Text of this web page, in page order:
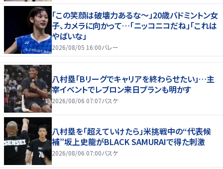
「この笑顔は破壊力あるな〜」20歳バドミントン女
子、カメラに向かって…「ニッコニコだね」「これは
やばいな」
2026/08/05 16:00バレー
八村塁「Bリーグでキャリアを終わらせたい」…主
宰イベントでレブロン来日プランも明かす
2026/08/06 07:07バスケ
八村塁を「超えていけたら」米挑戦中の“代表候
補”坂上史龍がBLACK SAMURAIで得た刺激
2026/08/06 07:00バスケ